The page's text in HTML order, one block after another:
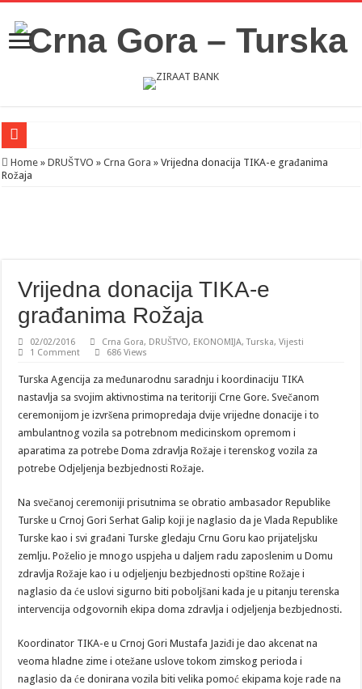
Novosti iz Acibadema
Home » DRUŠTVO » Crna Gora » Vrijedna donacija TIKA-e građanima
Rožaja
Vrijedna donacija TIKA-e
građanima Rožaja
02/02/2016 Crna Gora, DRUŠTVO, EKONOMIJA,Turska,Vijesti
1 Comment
686 Views
Turska Agencija za međunarodnu saradnju i koordinaciju TIKA
nastavlja sa svojim aktivnostima na teritoriji Crne Gore. Svečanom
ceremonijom je izvršena primopredaja dvije vrijedne donacije i to
ambulantnog vozila sa potrebnom medicinskom opremom i
aparatima za potrebe Doma zdravlja Rožaje i terenskog vozila za
potrebe Odjeljenja bezbjednosti Rožaje.
Na svečanoj ceremoniji prisutnima se obratio ambasador Republike
Turske u Crnoj Gori Serhat Galip koji je naglasio da je Vlada Republike
Turske kao i svi građani Turske gledaju Crnu Goru kao prijateljsku
zemlju. Poželio je mnogo uspjeha u daljem radu zaposlenim u Domu
zdravlja Rožaje kao i u odjeljenju bezbjednosti opštine Rožaje i
naglasio da će uslovi sigurno biti poboljšani kada je u pitanju terenska
intervencija odgovornih ekipa doma zdravlja i odjeljenja bezbjednosti.
Koordinator TIKA-e u Crnoj Gori Mustafa Jaziđi je dao akcenat na
veoma hladne zime i otežane uslove tokom zimskog perioda i
naglasio da će donirana vozila biti velika pomoć ekipama koje rade na